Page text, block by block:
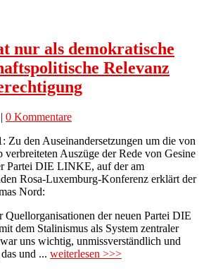
nur als demokratische
Relevanz
0 Kommentare
Zu den Auseinandersetzungen um die von
verbreiteten Auszüge der Rede von Gesine
Partei DIE LINKE, auf der am
Rosa-Luxemburg-Konferenz erklärt der
Nord:
Quellorganisationen der neuen Partei DIE
dem Stalinismus als System zentraler
uns wichtig, unmissverständlich und
und ... weiterlesen >>>